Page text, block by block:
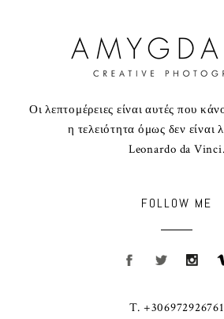
Οι λεπτομέρειες είναι αυτές που
η τελειότητα όμως δεν είναι
Leonardo da Vinci.
FOLLOW ME
T. +306972926761